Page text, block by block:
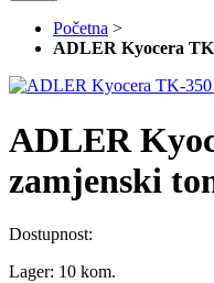
Početna >
ADLER Kyocera
ADLER
zamjenski
Dostupnost:
Lager: 10 kom.